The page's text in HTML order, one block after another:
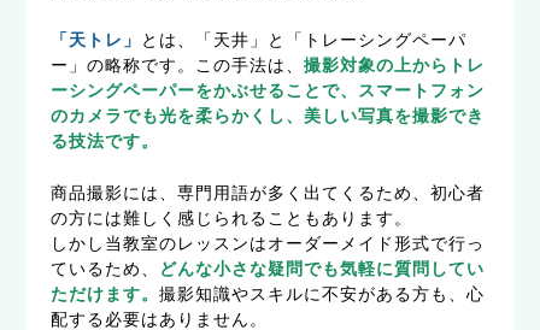
「天トレ」 とは、「天井」と「トレーシングペーパ
ー」の略称です。この手法は、撮影対象の上からトレ
ーシングペーパーをかぶせることで、スマートフォン
のカメラでも光を柔らかくし、美しい写真を撮影でき
る技法です。
商品撮影には、専門用語が多く出てくるため、初心者
の方には難しく感じられることもあります。
しかし当教室のレッスンはオーダーメイド形式で行っ
ているため、 どんな小さな疑問でも気軽に質問してい
ただけます。撮影知識やスキルに不安がある方も、心
配する必要はありません。